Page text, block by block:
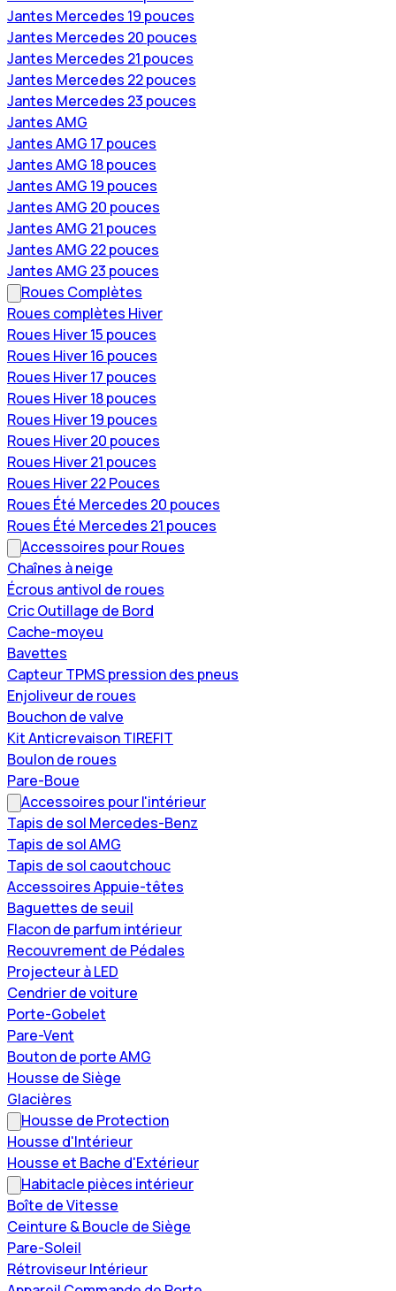
Jantes Mercedes 19 pouces
Jantes Mercedes 20 pouces
Jantes Mercedes 21 pouces
Jantes Mercedes 22 pouces
Jantes Mercedes 23 pouces
Jantes AMG
Jantes AMG 17 pouces
Jantes AMG 18 pouces
Jantes AMG 19 pouces
Jantes AMG 20 pouces
Jantes AMG 21 pouces
Jantes AMG 22 pouces
Jantes AMG 23 pouces
Roues Complètes
Roues complètes Hiver
Roues Hiver 15 pouces
Roues Hiver 16 pouces
Roues Hiver 17 pouces
Roues Hiver 18 pouces
Roues Hiver 19 pouces
Roues Hiver 20 pouces
Roues Hiver 21 pouces
Roues Hiver 22 Pouces
Roues Été Mercedes 20 pouces
Roues Été Mercedes 21 pouces
Accessoires pour Roues
Chaînes à neige
Écrous antivol de roues
Cric Outillage de Bord
Cache-moyeu
Bavettes
Capteur TPMS pression des pneus
Enjoliveur de roues
Bouchon de valve
Kit Anticrevaison TIREFIT
Boulon de roues
Pare-Boue
Accessoires pour l'intérieur
Tapis de sol Mercedes-Benz
Tapis de sol AMG
Tapis de sol caoutchouc
Accessoires Appuie-têtes
Baguettes de seuil
Flacon de parfum intérieur
Recouvrement de Pédales
Projecteur à LED
Cendrier de voiture
Porte-Gobelet
Pare-Vent
Bouton de porte AMG
Housse de Siège
Glacières
Housse de Protection
Housse d'Intérieur
Housse et Bache d'Extérieur
Habitacle pièces intérieur
Boîte de Vitesse
Ceinture & Boucle de Siège
Pare-Soleil
Rétroviseur Intérieur